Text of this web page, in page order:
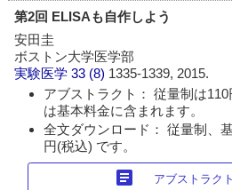
第2回 ELISAも自作しよう
安田圭
ボストン大学医学部
実験医学 33 (8) 1335-1339, 2015.
アブストラクト： 従量制は
は基本料金に含まれます。
全文ダウンロード： 従量制、
円(税込) です。
article アブストラク